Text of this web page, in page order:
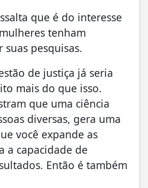
que é do interesse
tenham
suas pesquisas.
de justiça já seria
mais do que isso.
que uma ciência
diversas, gera uma
você expande as
a capacidade de
Então é também